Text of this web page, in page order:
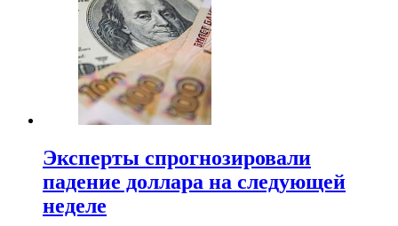
Эксперты спрогнозировали
падение доллара на следующей
неделе